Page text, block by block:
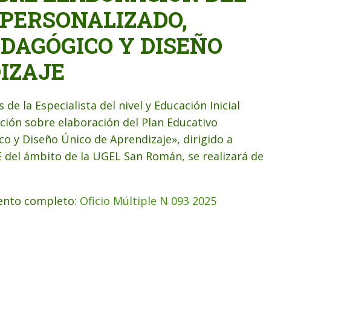
Y DISEÑO
de la Especialista del nivel y Educación Inicial
sobre elaboración del Plan Educativo
y Diseño Único de Aprendizaje», dirigido a
del ámbito de la UGEL San Román, se realizará de
completo: Oficio Múltiple N 093 2025